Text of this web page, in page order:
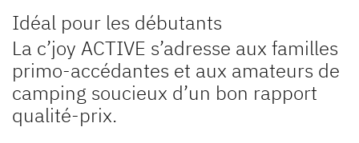
NOMAD
Caravan
SCANDINAVIA
Caravan
Idéal pour les débutants
La c’joy ACTIVE s’adresse aux familles
primo-accédantes et aux amateurs de
camping soucieux d’un bon rapport
qualité-prix.